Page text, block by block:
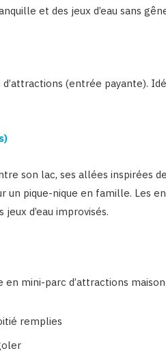
et des jeux d’eau sans
d’attractions (entrée payante).
son lac, ses allées inspirées
un pique-nique en famille. Les
d’eau improvisés.
mini-parc d’attractions
remplies